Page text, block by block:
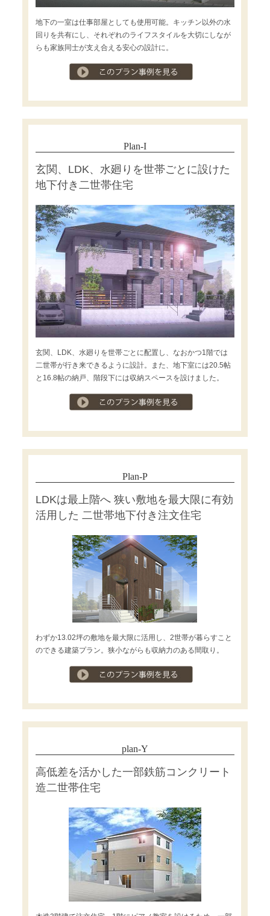
地下の一室は仕事部屋としても使用可能。キッチン以外の水
回りを共有にし、それぞれのライフスタイルを大切にしなが
らも家族同士が支え合える安心の設計に。
Plan-I
玄関、LDK、水廻りを世帯ごとに設けた
地下付き二世帯住宅
玄関、LDK、水廻りを世帯ごとに配置し、なおかつ1階では
二世帯が行き来できるように設計。また、地下室には20.5帖
と16.8帖の納戸、階段下には収納スペースを設けました。
Plan-P
LDKは最上階へ 狭い敷地を最大限に有効
活用した 二世帯地下付き注文住宅
わずか13.02坪の敷地を最大限に活用し、2世帯が暮らすこと
のできる建築プラン。狭小ながらも収納力のある間取り。
plan-Y
高低差を活かした一部鉄筋コンクリート
造二世帯住宅